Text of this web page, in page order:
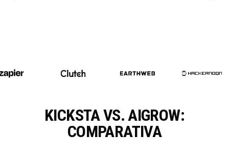
KICKSTA VS. AIGROW:
COMPARATIVA